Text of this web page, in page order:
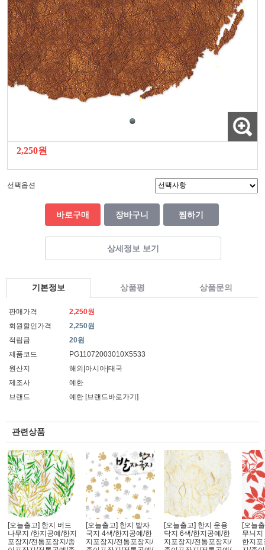
2,250원
선택옵션
바로구매 장바구니 찜하기
상세정보 보기
기본정보 상품평 상품문의
판매가격
2,250원
회원할인가격
2,250원
적립금
20원
제품코드
PG11072003010X5533
원산지
해외|아시아|태국
제조사
예한
브랜드
예한 [브랜드바로가기]
관련상품
[오늘출고] 한지 버드
나무지 /한지공예/한지
포장지/전통포장지/종
[오늘출고] 한지 발자
국지 4색/한지공예/한
지포장지/전통포장지/
[오늘출고] 한지 운용
닥지 6색/한지공예/한
지포장지/전통포장지/
[오늘
무늬
한지